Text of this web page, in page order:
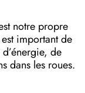
notre propre
important de
de
dans les roues.